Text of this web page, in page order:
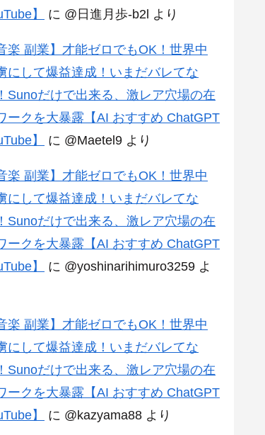
】
に @日進月歩-b2l より
楽 副業】才能ゼロでもOK！世界中
にして爆益達成！いまだバレてな
Sunoだけで出来る、激レア穴場の在
ークを大暴露【AI おすすめ ChatGPT
】
に @Maetel9 より
楽 副業】才能ゼロでもOK！世界中
にして爆益達成！いまだバレてな
Sunoだけで出来る、激レア穴場の在
ークを大暴露【AI おすすめ ChatGPT
】
に @yoshinarihimuro3259 よ
楽 副業】才能ゼロでもOK！世界中
にして爆益達成！いまだバレてな
Sunoだけで出来る、激レア穴場の在
ークを大暴露【AI おすすめ ChatGPT
】
に @kazyama88 より